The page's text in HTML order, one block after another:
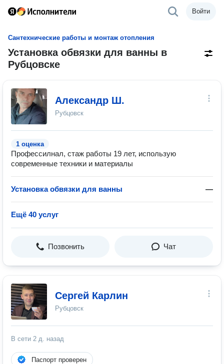
Войти
Сантехнические работы и монтаж отопления
Установка обвязки для ванны в
Рубцовске
Александр Ш.
Рубцовск
1 оценка
Профессилнал, стаж работы 19 лет, использую
современные техники и материалы
Установка обвязки для ванны —
Ещё 40 услуг
Позвонить Чат
Сергей Карлин
Рубцовск
В сети 2 д. назад
Паспорт проверен